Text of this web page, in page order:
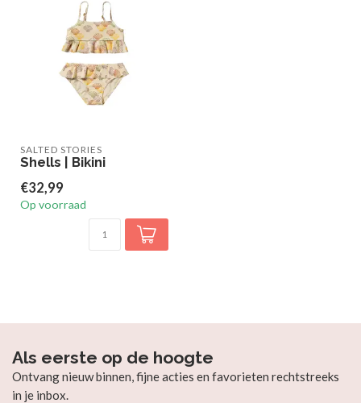
SALTED STORIES
Shells | Bikini
€32,99
Op voorraad
Als eerste op de hoogte
Ontvang nieuw binnen, fijne acties en favorieten rechtstreeks
in je inbox.